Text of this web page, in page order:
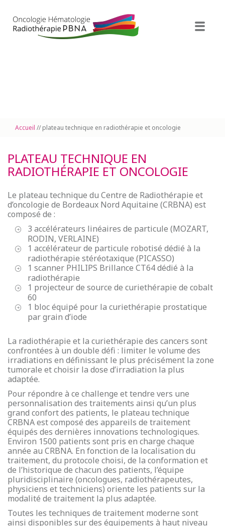
Espace Pro
Groupe PBNA
Accueil // plateau technique en radiothérapie et oncologie
PLATEAU TECHNIQUE EN
RADIOTHÉRAPIE ET ONCOLOGIE
Le plateau technique du Centre de Radiothérapie et
d’oncologie de Bordeaux Nord Aquitaine (CRBNA) est
composé de :
3 accélérateurs linéaires de particule (MOZART,
RODIN, VERLAINE)
1 accélérateur de particule robotisé dédié à la
radiothérapie stéréotaxique (PICASSO)
1 scanner PHILIPS Brillance CT64 dédié à la
radiothérapie
1 projecteur de source de curiethérapie de cobalt
60
1 bloc équipé pour la curiethérapie prostatique
par grain d’iode
La radiothérapie et la curiethérapie des cancers sont
confrontées à un double défi : limiter le volume des
irradiations en définissant le plus précisément la zone
tumorale et choisir la dose d’irradiation la plus
adaptée.
Pour répondre à ce challenge et tendre vers une
personnalisation des traitements ainsi qu’un plus
grand confort des patients, le plateau technique
CRBNA est composé des appareils de traitement
équipés des dernières innovations technologiques.
Environ 1500 patients sont pris en charge chaque
année au CRBNA. En fonction de la localisation du
traitement, du protocole choisi, de la conformation et
de l’historique de chacun des patients, l’équipe
pluridisciplinaire (oncologues, radiothérapeutes,
physiciens et techniciens) oriente les patients sur la
modalité de traitement la plus adaptée.
Toutes les techniques de traitement moderne sont
ainsi disponibles sur des équipements à haut niveau